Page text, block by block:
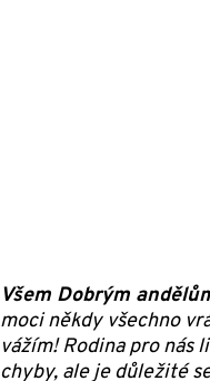
Všem Dobrým
moci někdy všechno
vážím! Rodina pro nás
chyby, ale je důležité